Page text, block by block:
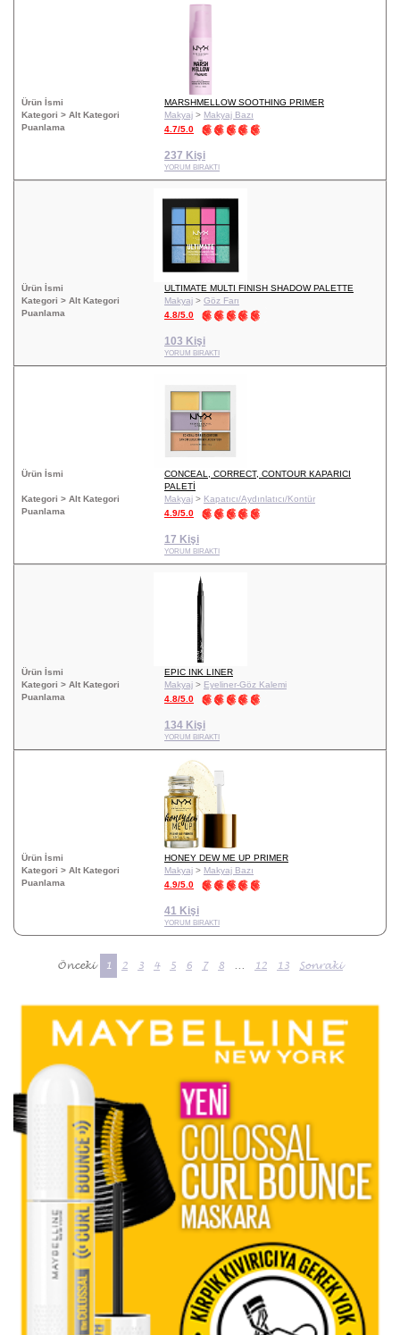
Ürün İsmi
MARSHMELLOW SOOTHING PRIMER
Kategori > Alt Kategori
Makyaj > Makyaj Bazı
Puanlama
4.7/5.0
237 Kişi
YORUM BIRAKTI
Ürün İsmi
ULTIMATE MULTI FINISH SHADOW PALETTE
Kategori > Alt Kategori
Makyaj > Göz Farı
Puanlama
4.8/5.0
103 Kişi
YORUM BIRAKTI
Ürün İsmi
CONCEAL, CORRECT, CONTOUR KAPARICI
PALETİ
Kategori > Alt Kategori
Makyaj > Kapatıcı/Aydınlatıcı/Kontür
Puanlama
4.9/5.0
17 Kişi
YORUM BIRAKTI
Ürün İsmi
EPIC INK LINER
Kategori > Alt Kategori
Makyaj > Eyeliner-Göz Kalemi
Puanlama
4.8/5.0
134 Kişi
YORUM BIRAKTI
Ürün İsmi
HONEY DEW ME UP PRIMER
Kategori > Alt Kategori
Makyaj > Makyaj Bazı
Puanlama
4.9/5.0
41 Kişi
YORUM BIRAKTI
Önceki 1 2 3 4 5 6 7 8 ... 12 13 Sonraki